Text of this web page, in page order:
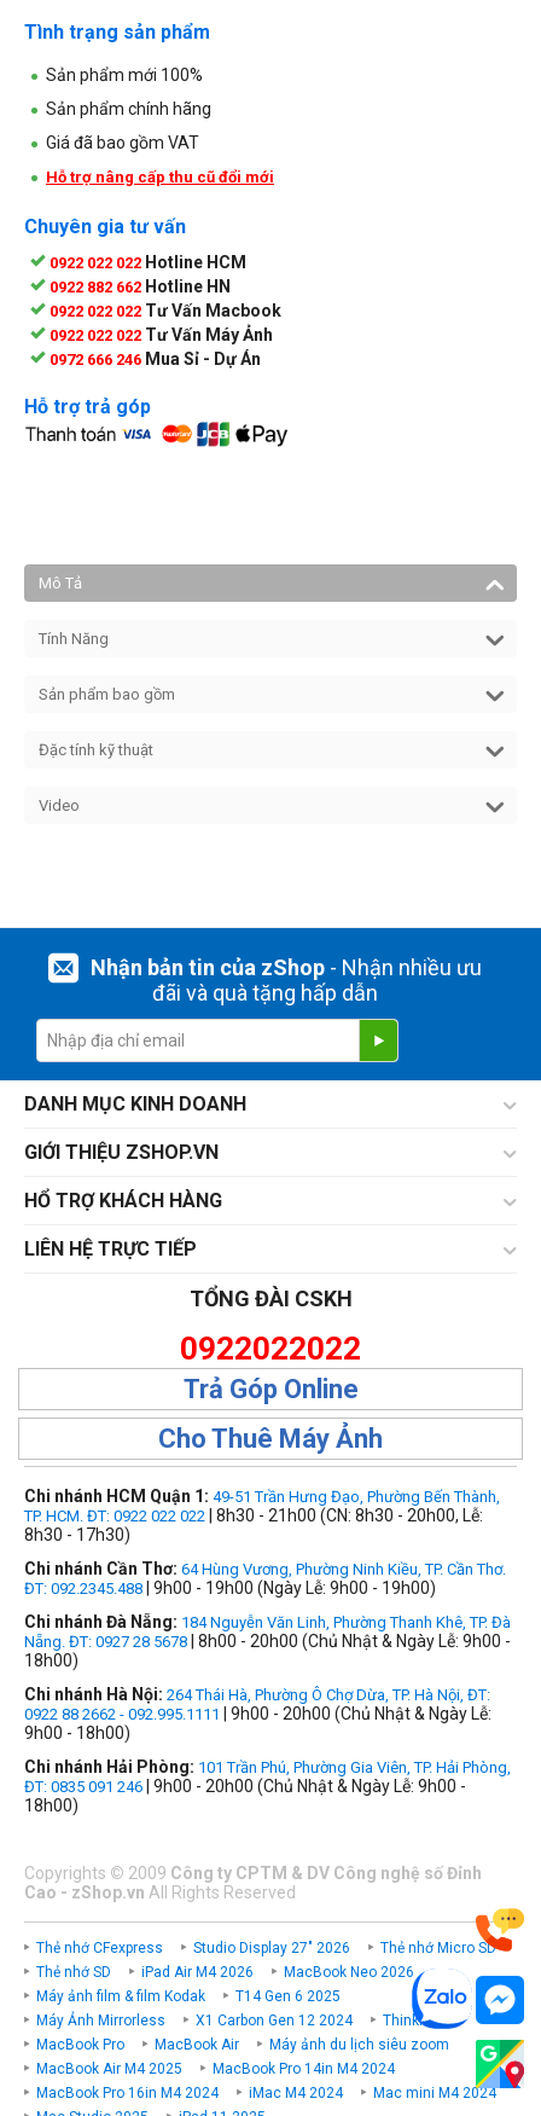
Tình trạng sản phẩm
Sản phẩm mới 100%
Sản phẩm chính hãng
Giá đã bao gồm VAT
Hỗ trợ nâng cấp thu cũ đổi mới
Chuyên gia tư vấn
0922 022 022 Hotline HCM
0922 882 662 Hotline HN
0922 022 022 Tư Vấn Macbook
0922 022 022 Tư Vấn Máy Ảnh
0972 666 246 Mua Sỉ - Dự Án
Hỗ trợ trả góp
Mô Tả
Tính Năng
Sản phẩm bao gồm
Đặc tính kỹ thuật
Video
Nhận bản tin của zShop- Nhận nhiều ưu
đãi và quà tặng hấp dẫn
DANH MỤC KINH DOANH
GIỚI THIỆU ZSHOP.VN
HỔ TRỢ KHÁCH HÀNG
LIÊN HỆ TRỰC TIẾP
TỔNG ĐÀI CSKH
0922022022
Trả Góp Online
Cho Thuê Máy Ảnh
Chi nhánh HCM Quận 1: 49-51 Trần Hưng Đạo, Phường Bến Thành,
TP. HCM. ĐT: 0922 022 022 | 8h30 - 21h00 (CN: 8h30 - 20h00, Lễ:
8h30 - 17h30)
Chi nhánh Cần Thơ: 64 Hùng Vương, Phường Ninh Kiều, TP. Cần Thơ.
ĐT: 092.2345.488 | 9h00 - 19h00 (Ngày Lễ: 9h00 - 19h00)
Chi nhánh Đà Nẵng: 184 Nguyễn Văn Linh, Phường Thanh Khê, TP. Đà
Nẵng. ĐT: 0927 28 5678 | 8h00 - 20h00 (Chủ Nhật & Ngày Lễ: 9h00 -
18h00)
Chi nhánh Hà Nội: 264 Thái Hà, Phường Ô Chợ Dừa, TP. Hà Nội, ĐT:
0922 88 2662 - 092.995.1111
| 9h00 - 20h00 (Chủ Nhật & Ngày Lễ:
9h00 - 18h00)
Chi nhánh Hải Phòng: 101 Trần Phú, Phường Gia Viên, TP. Hải Phòng,
ĐT: 0835 091 246 | 9h00 - 20h00 (Chủ Nhật & Ngày Lễ: 9h00 -
18h00)
Copyrights © 2009 Công ty CPTM & DV Công nghệ số Đỉnh
Cao - zShop.vn All Rights Reserved
Thẻ nhớ CFexpress Studio Display 27" 2026
Thẻ nhớ Micro SD
Thẻ nhớ SD
iPad Air M4 2026
MacBook Neo 2026
Máy ảnh film & film Kodak
T14 Gen 6 2025
Máy Ảnh Mirrorless
X1 Carbon Gen 12 2024
ThinkPad P
MacBook Pro
MacBook Air
Máy ảnh du lịch siêu zoom
MacBook Air M4 2025
MacBook Pro 14in M4 2024
MacBook Pro 16in M4 2024
iMac M4 2024
Mac mini M4 2024